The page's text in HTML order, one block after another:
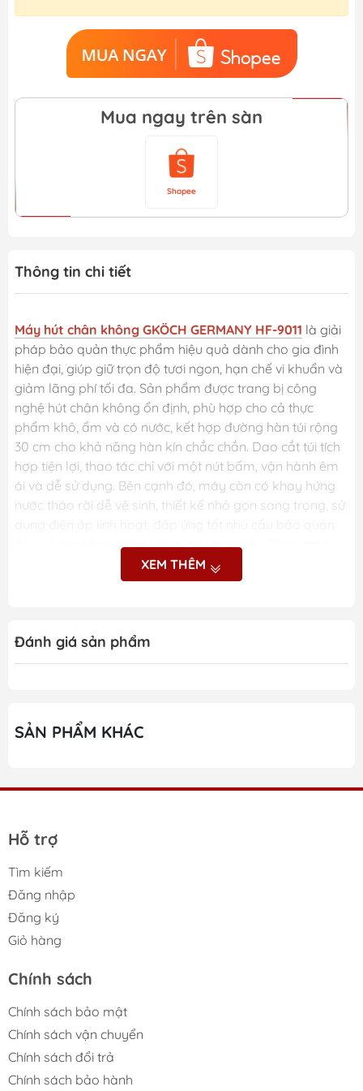
Mua ngay trên sàn
Shopee
Thông tin chi tiết
Máy hút chân không GKÖCH GERMANY HF-9011 là giải
pháp bảo quản thực phẩm hiệu quả dành cho gia đình
hiện đại, giúp giữ trọn độ tươi ngon, hạn chế vi khuẩn và
giảm lãng phí tối đa. Sản phẩm được trang bị công
nghệ hút chân không ổn định, phù hợp cho cả thực
phẩm khô, ẩm và có nước, kết hợp đường hàn túi rộng
30 cm cho khả năng hàn kín chắc chắn. Dao cắt túi tích
hợp tiện lợi, thao tác chỉ với một nút bấm, vận hành êm
ái và dễ sử dụng. Bên cạnh đó, máy còn có khay hứng
nước tháo rời dễ vệ sinh, thiết kế nhỏ gọn sang trọng, sử
thực phẩm hằng ngày trong mọi gian bếp.Công nghệ
hút chân không mạnh mẽ, kéo dài thời gian bảo quản
Những ưu điểm nổi bật
GKÖCH GERMANY HF-9011
Dao cắt túi tích hợp, thao tác nhanh gọn
Tùy chỉnh cường độ hút, bảo vệ thực phẩm mềm
Hỗ trợ nấu ăn Sous Vide chuyên nghiệp
Bảng điều khiển cảm ứng, đèn LED hiển thị trực
hành
Khay hứng nước tháo rời, dễ vệ sinh sau sử dụng
Thiết kế nhỏ gọn, chất liệu cao cấp, phù hợp mọi
XEM THÊM
Đánh giá sản phẩm
SẢN PHẨM KHÁC
Hỗ trợ
Tìm kiếm
Đăng nhập
Đăng ký
Giỏ hàng
Chính sách
Chính sách bảo mật
Chính sách vận chuyển
Chính sách đổi trả
Chính sách bảo hành